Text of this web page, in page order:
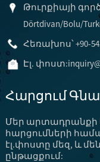
Թուրքիայի
Dörtdivan/Bolu/
Հեռախոս՝ +90-
Էլ. փոստ:
Հարցում
Մեր արտադրանքի
հարցումների
էլ.փոստը մեզ, և
ընթացքում: